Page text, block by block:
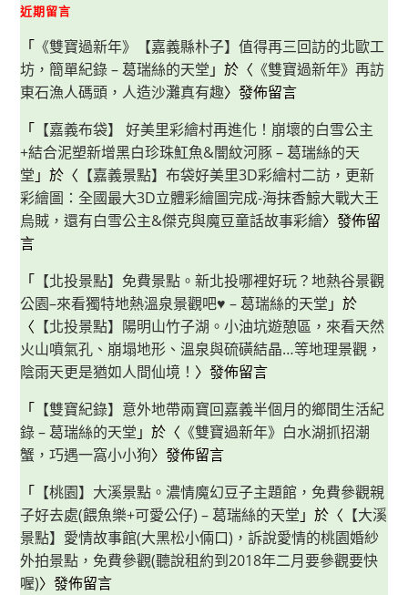
近期留言
「 《雙寶過新年》【嘉義縣朴子】值得再三回訪的北歐工
坊，簡單紀錄 – 葛瑞絲的天堂 」於〈 《雙寶過新年》再訪
東石漁人碼頭，人造沙灘真有趣〉發佈留言
「 【嘉義布袋】 好美里彩繪村再進化！崩壞的白雪公主
+結合泥塑新增黑白珍珠魟魚&闇紋河豚 – 葛瑞絲的天
堂 」於〈 【嘉義景點】布袋好美里3D彩繪村二訪，更新
彩繪圖：全國最大3D立體彩繪圖完成-海抹香鯨大戰大王
烏賊，還有白雪公主&傑克與魔豆童話故事彩繪〉發佈留
言
「 【北投景點】免費景點。新北投哪裡好玩？地熱谷景觀
公園–來看獨特地熱溫泉景觀吧♥ – 葛瑞絲的天堂 」於
〈 【北投景點】陽明山竹子湖。小油坑遊憩區，來看天然
火山噴氣孔、崩塌地形、溫泉與硫磺結晶…等地理景觀，
陰雨天更是猶如人間仙境！ 〉發佈留言
「 【雙寶紀錄】意外地帶兩寶回嘉義半個月的鄉間生活紀
錄 – 葛瑞絲的天堂 」於〈 《雙寶過新年》白水湖抓招潮
蟹，巧遇一窩小小狗〉發佈留言
「 【桃園】大溪景點。濃情魔幻豆子主題館，免費參觀親
子好去處(餵魚樂+可愛公仔) – 葛瑞絲的天堂 」於〈 【大溪
景點】愛情故事館(大黑松小倆口)，訴說愛情的桃園婚紗
外拍景點，免費參觀(聽說租約到2018年二月要參觀要快
喔)〉發佈留言